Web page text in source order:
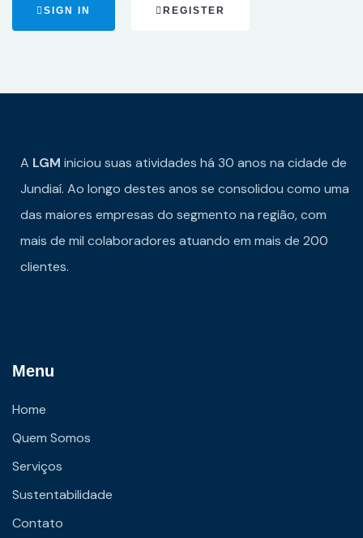
SIGN IN REGISTER
A LGM iniciou suas atividades há 30 anos na cidade de
Jundiaí. Ao longo destes anos se consolidou como uma
das maiores empresas do segmento na região, com
mais de mil colaboradores atuando em mais de 200
clientes.
Menu
Home
Quem Somos
Serviços
Sustentabilidade
Contato